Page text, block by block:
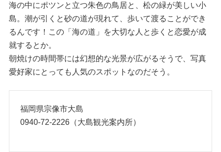
海の中にポツンと立つ朱色の鳥居と、松の緑が美しい小
島。潮が引くと砂の道が現れて、歩いて渡ることができ
るんです！この「海の道」を大切な人と歩くと恋愛が成
就するとか。
朝焼けの時間帯には幻想的な光景が広がるそうで、写真
愛好家にとっても人気のスポットなのだそう。
福岡県宗像市大島
0940-72-2226（大島観光案内所）